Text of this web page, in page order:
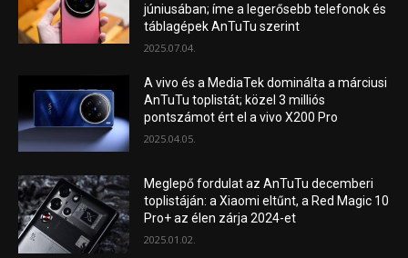
júniusában; íme a legerősebb telefonok és
táblagépek AnTuTu szerint
2025.07.04.
A vivo és a MediaTek dominálta a márciusi
AnTuTu toplistát; közel 3 milliós
pontszámot ért el a vivo X200 Pro
2025.04.05.
Meglepő fordulat az AnTuTu decemberi
toplistáján: a Xiaomi eltűnt, a Red Magic 10
Pro+ az élen zárja 2024-et
2025.01.02.